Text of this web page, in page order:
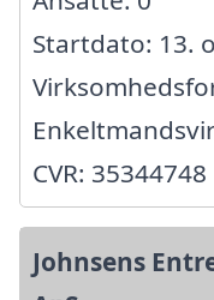
Startdato: 13.
CVR: 35344748
Johnsens